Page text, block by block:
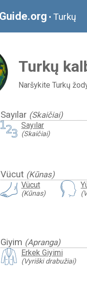
• Turkų
Turkų
Naršykite Turkų
Sayılar (Skaičiai)
Sayılar
(Skaičiai)
Vücut (Kūnas)
Vücut
(Kūnas)
Giyim (Apranga)
Erkek Giyimi
(Vyriški drabužiai)